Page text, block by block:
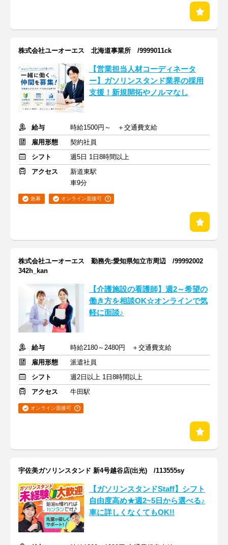
株式会社ユーオーエス 北海道事業所 /9999011ck
【営業担当人材コーディネータ
ー】ガソリンスタンド業界の採用
支援！新規開拓やノルマなし
給与
時給1500円～ ＋交通費支給
雇用形態
契約社員
シフト
週5日 1日8時間以上
アクセス
新道東駅
車9分
急募 オンライン面接可
株式会社ユーオーエス 勤務先:愛知県知立市周辺 /99992002
342h_kan
【介護施設の看護師】週2～希望の
働き方を相談OK☆オンラインで気
軽に面談♪
給与
時給2180～2480円 ＋交通費支給
雇用形態
派遣社員
シフト
週2日以上 1日8時間以上
アクセス
牛田駅
オンライン面接可
宇佐美ガソリンスタンド 新4号越谷店(出光) /113555sy
【ガソリンスタンドStaff】シフト
自由度高め★週2~5日から選べる♪
車に詳しくなくてもOK!!